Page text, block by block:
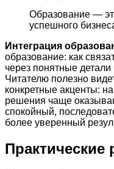
Образование —
успешного
Интеграция
образование: как
через понятные
Читателю полезно
конкретные акценты:
решения чаще
спокойный,
более уверенный
Практические